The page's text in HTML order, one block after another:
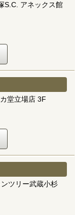
S.C. アネックス館
堂立場店 3F
ツリー武蔵小杉